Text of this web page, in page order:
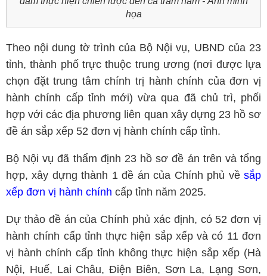
họa
Theo nội dung tờ trình của Bộ Nội vụ, UBND của 23
tỉnh, thành phố trực thuộc trung ương (nơi được lựa
chọn đặt trung tâm chính trị hành chính của đơn vị
hành chính cấp tỉnh mới) vừa qua đã chủ trì, phối
hợp với các địa phương liên quan xây dựng 23 hồ sơ
đề án sắp xếp 52 đơn vị hành chính cấp tỉnh.
Bộ Nội vụ đã thẩm định 23 hồ sơ đề án trên và tổng
hợp, xây dựng thành 1 đề án của Chính phủ về sắp
xếp đơn vị hành chính cấp tỉnh năm 2025.
Dự thảo đề án của Chính phủ xác định, có 52 đơn vị
hành chính cấp tỉnh thực hiện sắp xếp và có 11 đơn
vị hành chính cấp tỉnh không thực hiện sắp xếp (Hà
Nội, Huế, Lai Châu, Điện Biên, Sơn La, Lạng Sơn,